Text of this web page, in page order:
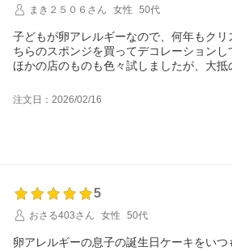
まき２５０６さん
女性 50代
子どもが卵アレルギーなので、何年もクリ
ちらのスポンジを買ってデコレーションし
ほかの店のものも色々試しましたが、大抵
すべて使っていないためかおいしくなく
こちらは卵のみ使っていないので乳の生ク
注文日：2026/02/16
5
おさる403さん
女性 50代
卵アレルギーの息子の誕生日ケーキをい